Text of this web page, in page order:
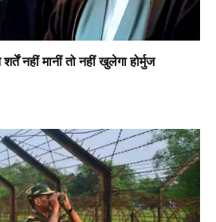
नहीं मानीं तो नहीं खुलेगा होर्मुज